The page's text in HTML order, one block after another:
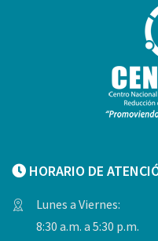
HORARIO DE
Lunes a Viernes:
8:30 a.m. a 5:30 p.m.